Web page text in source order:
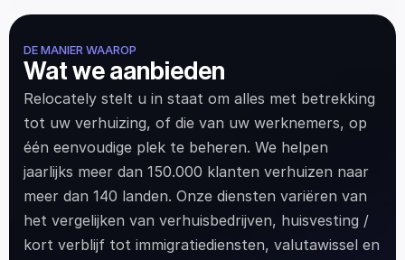
DE MANIER WAAROP
Wat we aanbieden
Relocately stelt u in staat om alles met betrekking
tot uw verhuizing, of die van uw werknemers, op
één eenvoudige plek te beheren. We helpen
jaarlijks meer dan 150.000 klanten verhuizen naar
meer dan 140 landen. Onze diensten variëren van
het vergelijken van verhuisbedrijven, huisvesting /
kort verblijf tot immigratiediensten, valutawissel en